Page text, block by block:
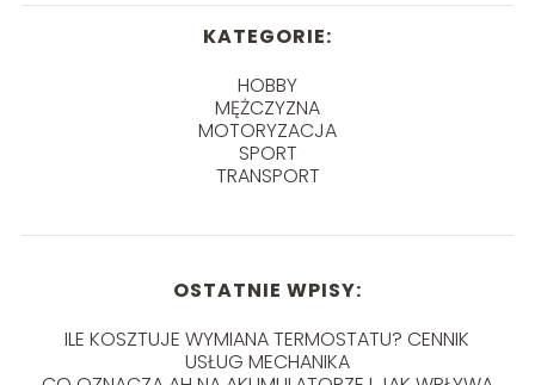
KATEGORIE:
HOBBY
MĘŻCZYZNA
MOTORYZACJA
SPORT
TRANSPORT
OSTATNIE WPISY:
ILE KOSZTUJE WYMIANA TERMOSTATU? CENNIK
USŁUG MECHANIKA